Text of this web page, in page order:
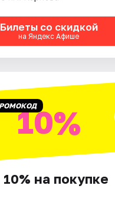
Билеты со скидкой
на Яндекс Афише
10%
на покупке